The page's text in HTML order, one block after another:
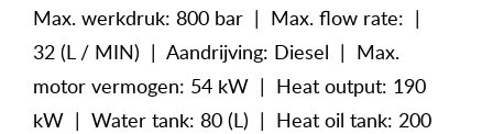
Max. werkdruk: 800 bar | Max. flow rate: |
32 (L / MIN) | Aandrijving: Diesel | Max.
motor vermogen: 54 kW | Heat output: 190
kW | Water tank: 80 (L) | Heat oil tank: 200